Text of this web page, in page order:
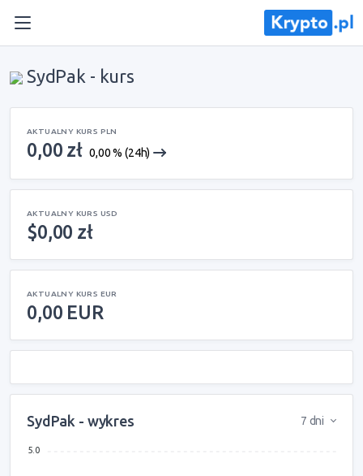
SydPak - kurs
AKTUALNY KURS PLN
0,00 zł 0,00 % (24h)
AKTUALNY KURS USD
$0,00 zł
AKTUALNY KURS EUR
0,00 EUR
SydPak - wykres 7 dni
5.0